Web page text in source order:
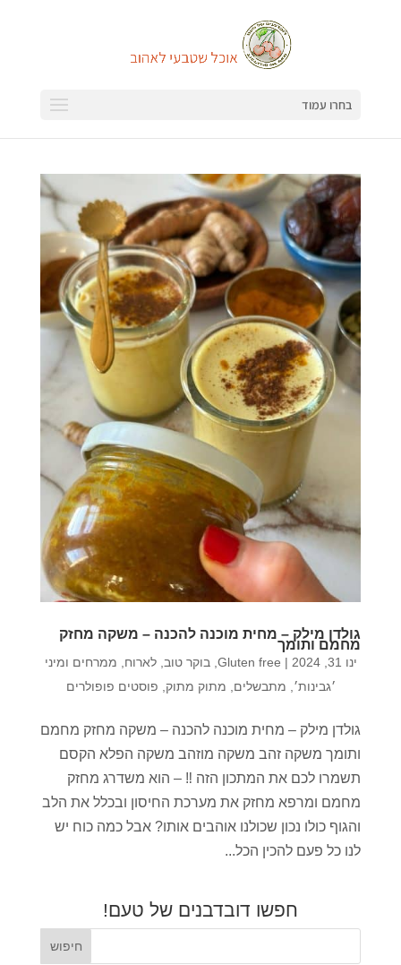
בחרו עמוד
גולדן מילק – מחית מוכנה להכנה – משקה מחזק
מחמם ותומך
ינו 31, 2024 |
Gluten free בוקר טוב ,לארוח
ממרחים ומיני
׳גבינות׳
מתבשלים מתוק מתוק פוסטים פופולרים
גולדן מילק – מחית מוכנה להכנה – משקה מחזק מחמם
ותומך משקה זהב משקה מוזהב משקה הפלא הקסם
תשמרו לכם את המתכון הזה ‼️ – הוא משדרג מחזק
מחמם ומרפא מחזק את מערכת החיסון ובכלל את הלב
והגוף כולו נכון שכולנו אוהבים אותו? אבל כמה כוח יש
לנו כל פעם להכין הכל...
חפשו דובדבנים של טעם!